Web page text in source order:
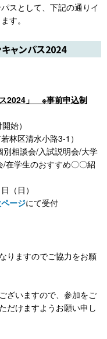
スとして、下記の通りイ
す。
ャンパス2024
2024」 ※事前申込制
始）
区清水小路3-1）
相談会/入試説明会/大学
在学生のおすすめ〇〇紹
（日）
ージにて受付
りますのでご協力をお願
ざいますので、参加をご
だけますようお願い申し